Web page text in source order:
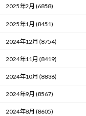
2025年2月 (6858)
2025年1月 (8451)
2024年12月 (8754)
2024年11月 (8419)
2024年10月 (8836)
2024年9月 (8567)
2024年8月 (8605)